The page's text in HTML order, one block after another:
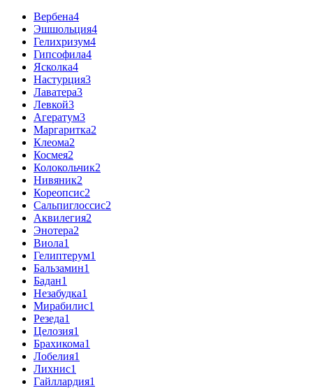
Вербена4
Эшшольция4
Гелихризум4
Гипсофила4
Ясколка4
Настурция3
Лаватера3
Левкой3
Агератум3
Маргаритка2
Клеома2
Космея2
Колокольчик2
Нивяник2
Кореопсис2
Сальпиглоссис2
Аквилегия2
Энотера2
Виола1
Гелиптерум1
Бальзамин1
Бадан1
Незабудка1
Мирабилис1
Резеда1
Целозия1
Брахикома1
Лобелия1
Лихнис1
Гайллардия1